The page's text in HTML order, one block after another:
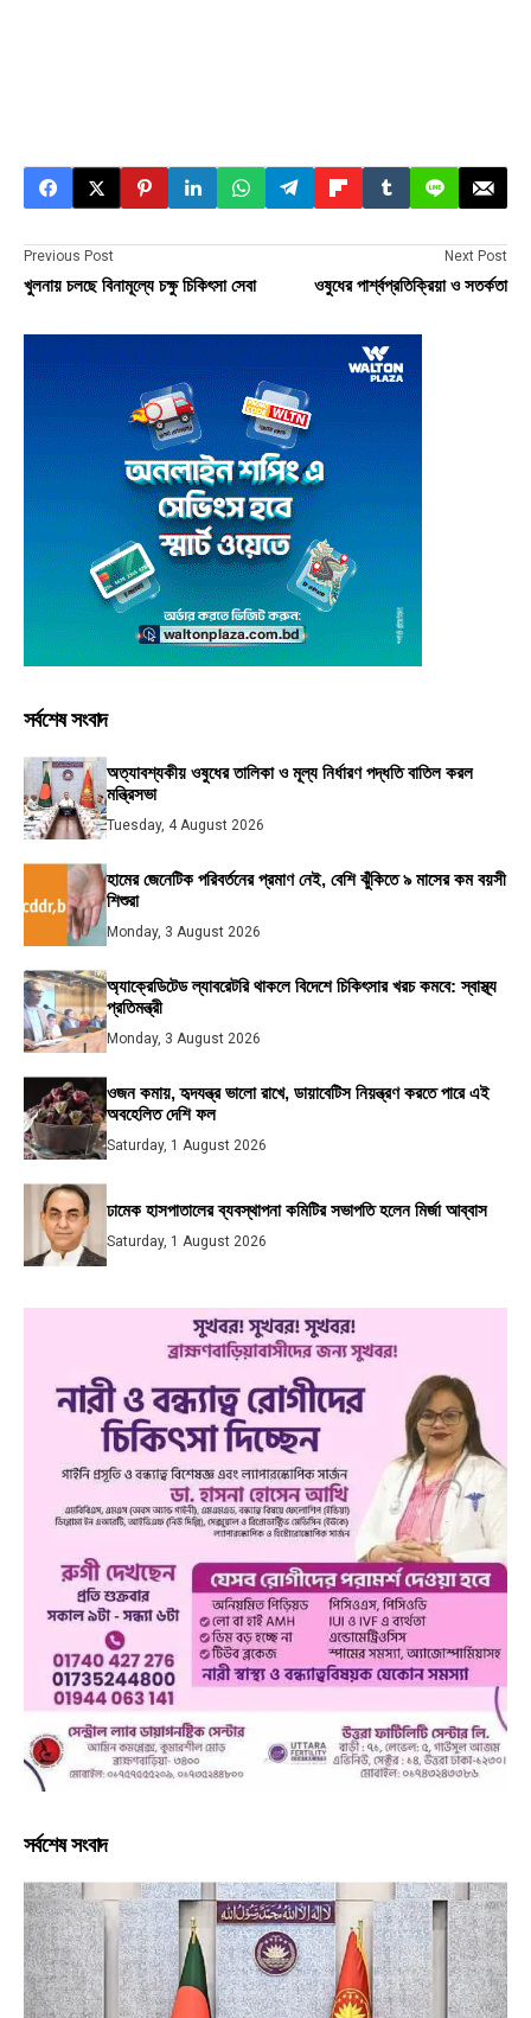
Previous Post
খুলনায় চলছে বিনামূল্যে চক্ষু চিকিৎসা সেবা
Next Post
ওষুধের পার্শ্বপ্রতিক্রিয়া ও সতর্কতা
সর্বশেষ সংবাদ
অত্যাবশ্যকীয় ওষুধের তালিকা ও মূল্য নির্ধারণ পদ্ধতি বাতিল করল
মন্ত্রিসভা
Tuesday, 4 August 2026
হামের জেনেটিক পরিবর্তনের প্রমাণ নেই, বেশি ঝুঁকিতে ৯ মাসের কম বয়সী
শিশুরা
Monday, 3 August 2026
অ্যাক্রেডিটেড ল্যাবরেটরি থাকলে বিদেশে চিকিৎসার খরচ কমবে: স্বাস্থ্য
প্রতিমন্ত্রী
Monday, 3 August 2026
ওজন কমায়, হৃদযন্ত্র ভালো রাখে, ডায়াবেটিস নিয়ন্ত্রণ করতে পারে এই
অবহেলিত দেশি ফল
Saturday, 1 August 2026
ঢামেক হাসপাতালের ব্যবস্থাপনা কমিটির সভাপতি হলেন মির্জা আব্বাস
Saturday, 1 August 2026
সর্বশেষ সংবাদ